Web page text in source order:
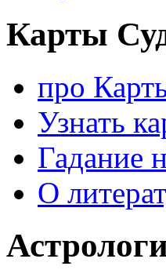
Карты
про
Узнать
Гадание
О